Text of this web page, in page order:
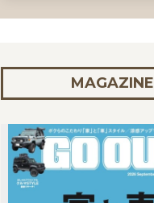
MAGAZINE